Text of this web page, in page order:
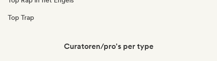
Top Trap
Curatoren/pro's per type